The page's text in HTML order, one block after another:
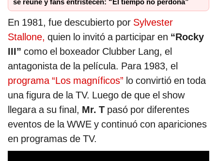
se reúne y fans entristecen: “El tiempo no perdona”
En 1981, fue descubierto por Sylvester
Stallone, quien lo invitó a participar en “Rocky
III” como el boxeador Clubber Lang, el
antagonista de la película. Para 1983, el
programa “Los magníficos” lo convirtió en toda
una figura de la TV. Luego de que el show
llegara a su final, Mr. T pasó por diferentes
eventos de la WWE y continuó con apariciones
en programas de TV.